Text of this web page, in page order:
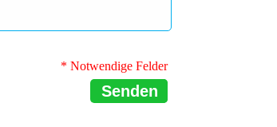
* Notwendige Felder
Senden